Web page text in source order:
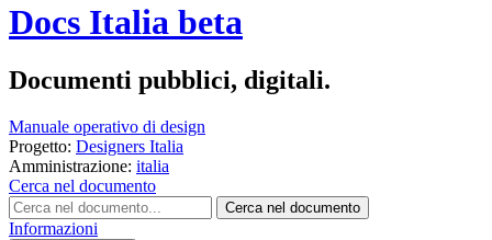
Docs Italia beta
Documenti pubblici, digitali.
Manuale operativo di design
Progetto: Designers Italia
Amministrazione: italia
Cerca nel documento
Cerca nel documento
Informazioni